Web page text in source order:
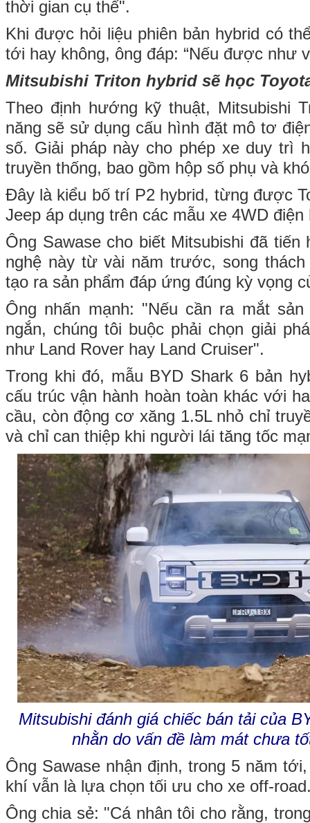
thời gian cụ thể".
Khi được hỏi liệu phiên bản hybrid có
tới hay không, ông đáp: “Nếu được như
Mitsubishi Triton hybrid sẽ học
Theo định hướng kỹ thuật, Mitsubishi
năng sẽ sử dụng cấu hình đặt mô tơ
số. Giải pháp này cho phép xe duy trì
truyền thống, bao gồm hộp số phụ và
Đây là kiểu bố trí P2 hybrid, từng được
Jeep áp dụng trên các mẫu xe 4WD điện
Ông Sawase cho biết Mitsubishi đã tiến
nghệ này từ vài năm trước, song
tạo ra sản phẩm đáp ứng đúng kỳ vọng
Ông nhấn mạnh: "Nếu cần ra mắt
ngắn, chúng tôi buộc phải chọn giải
như Land Rover hay Land Cruiser".
Trong khi đó, mẫu BYD Shark 6 bản
cấu trúc vận hành hoàn toàn khác với
cầu, còn động cơ xăng 1.5L nhỏ chỉ
và chỉ can thiệp khi người lái tăng tốc
Mitsubishi đánh giá chiếc bán tải của
nhằn do vấn đề làm mát chưa
Ông Sawase nhận định, trong 5 năm
khí vẫn là lựa chọn tối ưu cho xe off-
Ông chia sẻ: "Cá nhân tôi cho rằng,